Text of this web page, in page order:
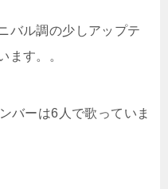
バル調の少しアップテ
ます。。
バーは6人で歌っていま